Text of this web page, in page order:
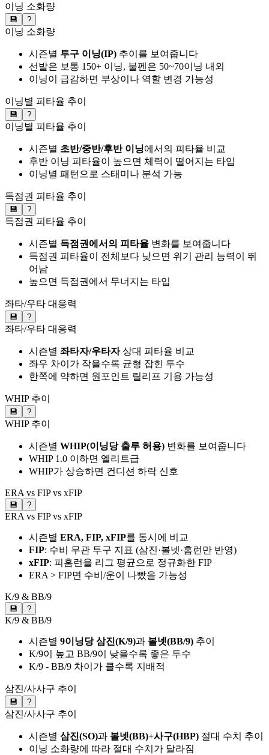
이닝 소화량
💾 ?
이닝 소화량
시즌별 투구 이닝(IP) 추이를 보여줍니다
선발은 보통 150+ 이닝, 불펜은 50~70이닝 내외
이닝이 급감하면 부상이나 역할 변경 가능성
이닝별 피타율 추이
💾 ?
이닝별 피타율 추이
시즌별 초반/중반/후반 이닝에서의 피타율 비교
후반 이닝 피타율이 높으면 체력이 떨어지는 타입
이닝별 패턴으로 스태미나 분석 가능
득점권 피타율 추이
💾 ?
득점권 피타율 추이
시즌별 득점권에서의 피타율 변화를 보여줍니다
득점권 피타율이 전체보다 낮으면 위기 관리 능력이 뛰
어남
높으면 득점권에서 무너지는 타입
좌타/우타 대응력
💾 ?
좌타/우타 대응력
시즌별 좌타자/우타자상대 피타율 비교
좌우 차이가 작을수록 균형 잡힌 투수
한쪽에 약하면 원포인트 릴리프 기용 가능성
WHIP 추이
💾 ?
WHIP 추이
시즌별 WHIP(이닝당 출루 허용) 변화를 보여줍니다
WHIP 1.0 이하면 엘리트급
WHIP가 상승하면 컨디션 하락 신호
ERA vs FIP vs xFIP
💾 ?
ERA vs FIP vs xFIP
시즌별 ERA, FIP, xFIP를 동시에 비교
FIP: 수비 무관 투구 지표 (삼진·볼넷·홈런만 반영)
xFIP: 피홈런을 리그 평균으로 정규화한 FIP
ERA > FIP면 수비/운이 나빴을 가능성
K/9 & BB/9
💾 ?
K/9 & BB/9
시즌별 9이닝당 삼진(K/9)과 볼넷(BB/9) 추이
K/9이 높고 BB/9이 낮을수록 좋은 투수
K/9 - BB/9 차이가 클수록 지배적
삼진/사사구 추이
💾 ?
삼진/사사구 추이
시즌별 삼진(SO)과 볼넷(BB)+사구(HBP) 절대 수치 추이
이닝 소화량에 따라 절대 수치가 달라짐